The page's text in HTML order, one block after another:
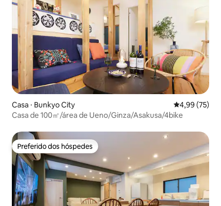
Casa ⋅ Bunkyo City 4,99 de uma
4,99 (75)
Casa de 100㎡/área de Ueno/Ginza/Asakusa/4bike
Preferido dos hóspedes
Preferido dos hóspedes